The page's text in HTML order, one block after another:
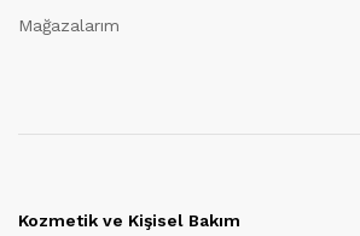
Mağazalarım
Kozmetik ve Kişisel Bakım